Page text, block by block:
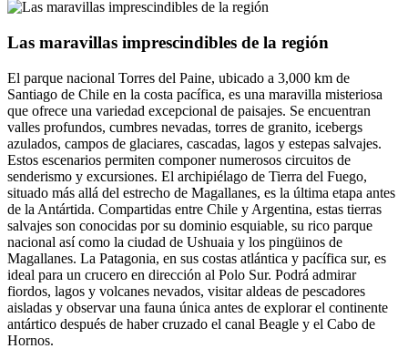
Las maravillas imprescindibles de la región
El parque nacional Torres del Paine, ubicado a 3,000 km de
Santiago de Chile en la costa pacífica, es una maravilla misteriosa
que ofrece una variedad excepcional de paisajes. Se encuentran
valles profundos, cumbres nevadas, torres de granito, icebergs
azulados, campos de glaciares, cascadas, lagos y estepas salvajes.
Estos escenarios permiten componer numerosos circuitos de
senderismo y excursiones. El archipiélago de Tierra del Fuego,
situado más allá del estrecho de Magallanes, es la última etapa antes
de la Antártida. Compartidas entre Chile y Argentina, estas tierras
salvajes son conocidas por su dominio esquiable, su rico parque
nacional así como la ciudad de Ushuaia y los pingüinos de
Magallanes. La Patagonia, en sus costas atlántica y pacífica sur, es
ideal para un crucero en dirección al Polo Sur. Podrá admirar
fiordos, lagos y volcanes nevados, visitar aldeas de pescadores
aisladas y observar una fauna única antes de explorar el continente
antártico después de haber cruzado el canal Beagle y el Cabo de
Hornos.